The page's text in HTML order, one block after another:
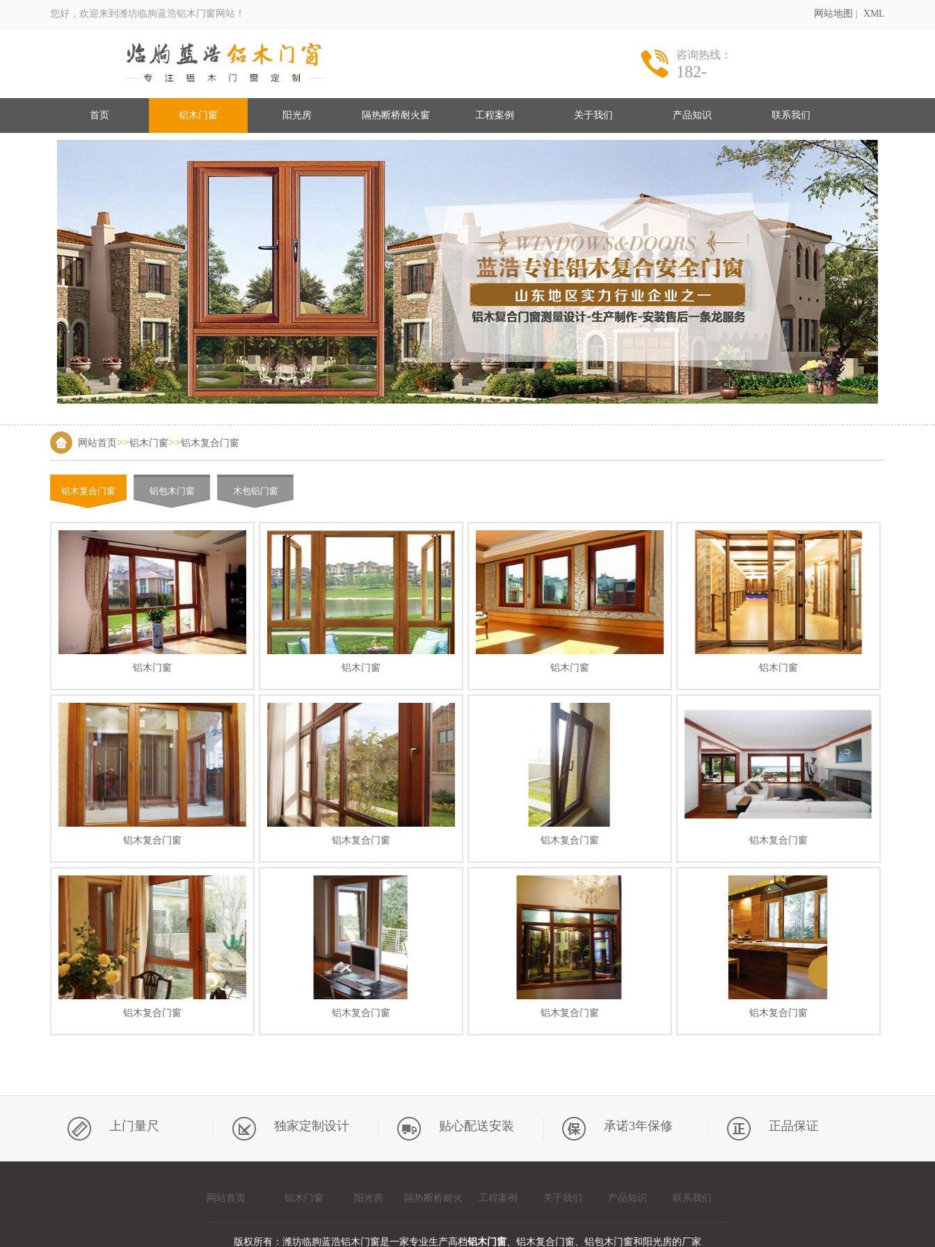
您好，欢迎来到潍坊临朐蓝浩铝木门窗网站！ 网站地图 XML
咨询热线：
182-
首页 铝木门窗 阳光房 隔热断桥耐火窗 工程案例 关于我们 产品知识 联系我们
网站首页 >>铝木门窗>>铝木复合门窗
铝木复合门窗 铝包木门窗 木包铝门窗
铝木门窗 铝木门窗 铝木门窗 铝木门窗
铝木复合门窗 铝木复合门窗 铝木复合门窗 铝木复合门窗
铝木复合门窗 铝木复合门窗 铝木复合门窗 铝木复合门窗
上门量尺 独家定制设计 贴心配送安装 承诺3年保修 正品保证
网站首页 铝木门窗 阳光房 隔热断桥耐火 工程案例 关于我们 产品知识 联系我们
版权所有：潍坊临朐蓝浩铝木门窗是一家专业生产高档铝木门窗、铝木复合门窗、铝包木门窗和阳光房的厂家